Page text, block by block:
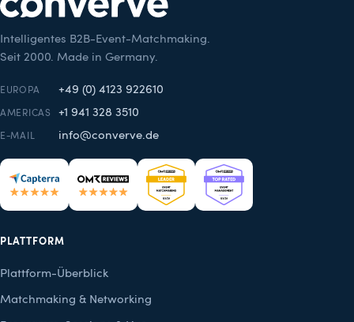
Intelligentes B2B-Event-Matchmaking.
Seit 2000. Made in Germany.
EUROPA +49 (0) 4123 922610
AMERICAS +1 941 328 3510
E-MAIL info@converve.de
PLATTFORM
Plattform-Überblick
Matchmaking & Networking